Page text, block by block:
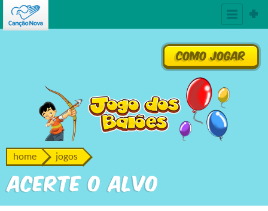
Como Jogar
home jogos
Acerte o alvo